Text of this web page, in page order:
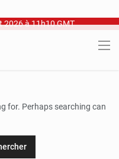
2026 à 11h10 GMT
for. Perhaps searching can